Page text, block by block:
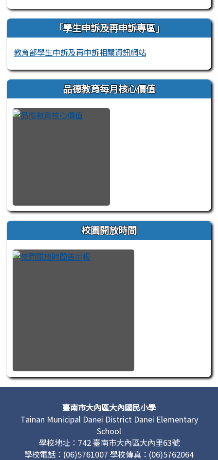
「學生申訴及再申訴專區」
教育部學生申訴及再申訴相關資訊網站
品德教育每月核心價值
校園開放時間
頁尾區域內容臺南市大內區大內國民小學
Tainan Municipal Danei District Danei Elementary
School
學校地址：742 臺南市大內區大內里63號
學校電話：(06)5761007 學校傳真：(06)5762064